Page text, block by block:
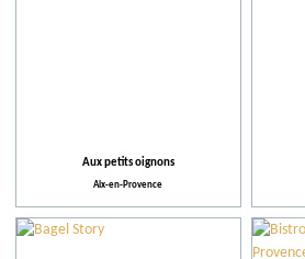
Aux petits oignons
Aix-en-Provence